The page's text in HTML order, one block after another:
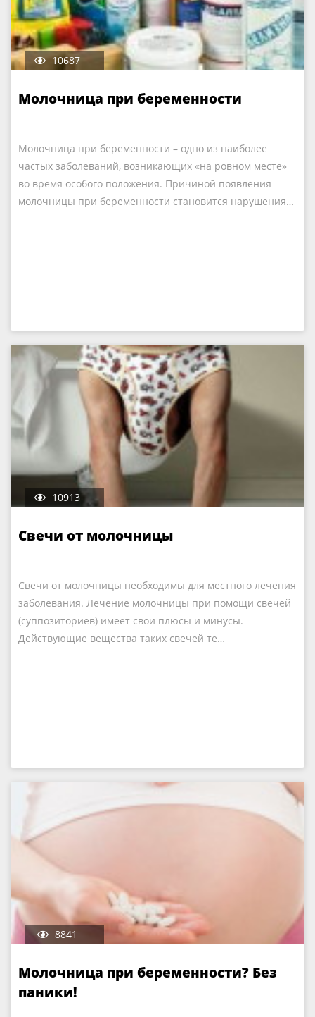
10687
Молочница при беременности
Молочница при беременности – одно из наиболее
частых заболеваний, возникающих «на ровном месте»
во время особого положения. Причиной появления
молочницы при беременности становится нарушения…
10913
Свечи от молочницы
Свечи от молочницы необходимы для местного лечения
заболевания. Лечение молочницы при помощи свечей
(суппозиториев) имеет свои плюсы и минусы.
Действующие вещества таких свечей те…
8841
Молочница при беременности? Без
паники!